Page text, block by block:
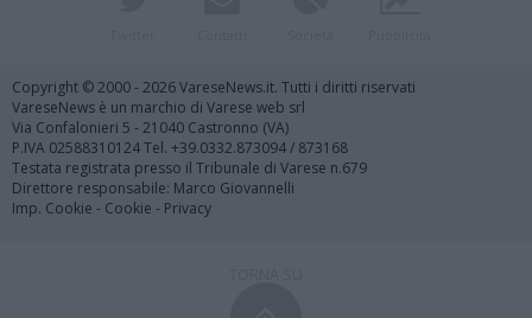
Copyright © 2000 - 2026 VareseNews.it. Tutti i diritti riservati
VareseNews è un marchio di Varese web srl
Via Confalonieri 5 - 21040 Castronno (VA)
P.IVA 02588310124 Tel. +39.0332.873094 / 873168
Testata registrata presso il Tribunale di Varese n.679
Direttore responsabile: Marco Giovannelli
Imp. Cookie - Cookie - Privacy